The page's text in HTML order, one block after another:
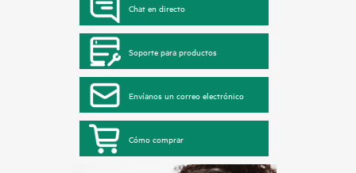
Chat en directo
Soporte para productos
Envíanos un correo electrónico
Cómo comprar